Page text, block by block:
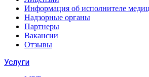
Информация об исполнителе
Надзорные органы
Партнеры
Вакансии
Отзывы
Услуги